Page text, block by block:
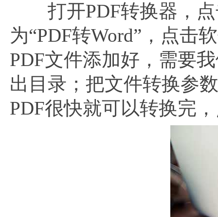
打开PDF转换器，点
为“PDF转Word”，点击
PDF文件添加好，需要
出目录；把文件转换参
PDF很快就可以转换完